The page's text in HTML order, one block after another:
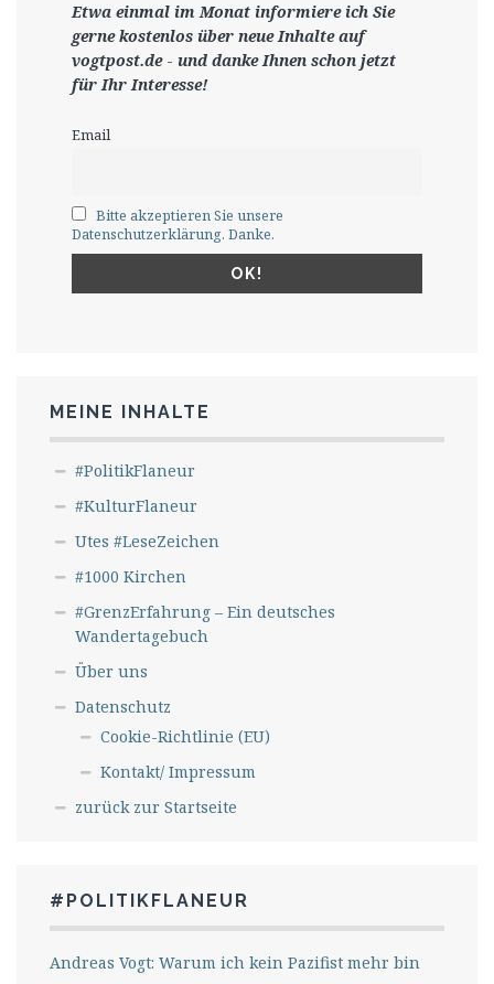
Etwa einmal im Monat informiere ich Sie
gernekostenlos über neue Inhalte auf
vogtpost.de- und danke Ihnen schon jetzt
für Ihr Interesse!
Email
Bitte akzeptieren Sie unsere
Datenschutzerklärung. Danke.
MEINE INHALTE
#PolitikFlaneur
#KulturFlaneur
Utes #LeseZeichen
#1000 Kirchen
#GrenzErfahrung – Ein deutsches
Wandertagebuch
Über uns
Datenschutz
Cookie-Richtlinie (EU)
Kontakt/ Impressum
zurück zur Startseite
#POLITIKFLANEUR
Andreas Vogt: Warum ich kein Pazifist mehr bin